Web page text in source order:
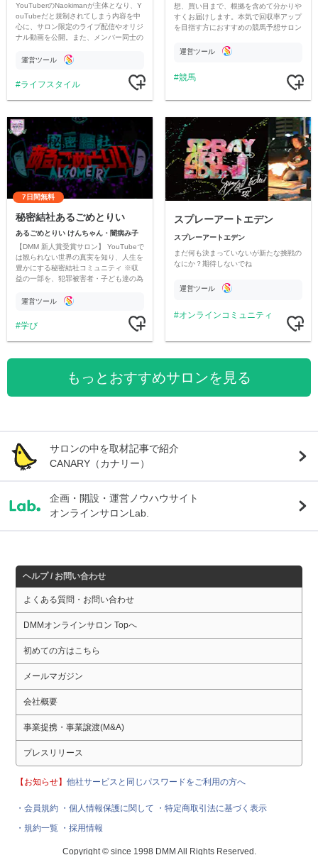
YouTuberのNaokimanが主体となり、Y
ouTubeだと規制されてしまう内容を中
心に、サロン限定のライブ配信やオリジ
ナル動画を公開。また、メンバー同士の
ただいています。
運営ツール
ライフスタイル
想、買い目まで、根拠を含めて分かりや
すくお届けします。本気で回収率アップ
を目指す方におすすめの競馬予想サロン
運営ツール
競馬
7日間無料
秘密結社あるごめとりい
あるごめとりい けんちゃん・闇病み子
【DMM 新人賞受賞サロン】 YouTubeで
は観られない世界の真実を知り、人生を
豊かにする秘密結社コミュニティ ※収
益の一部を、犯罪被害者・子ども達の為
す運営ツール
学び
スプレーアートエデン
スプレーアートエデン
まだ何も決まっていないが新たな挑戦の
なにか？期待しないでね
運営ツール
オンラインコミュニティ
もっとおすすめサロンを見る
サロンの中を取材記事で紹介
CANARY（カナリー）
企画・開設・運営ノウハウサイト
オンラインサロンLab.
ヘルプ / お問い合わせ
よくある質問・お問い合わせ
DMMオンラインサロン Topへ
初めての方はこちら
メールマガジン
会社概要
事業提携・事業譲渡(M&A)
プレスリリース
【お知らせ】他社サービスと同じパスワードをご利用の方へ
・会員規約 ・個人情報保護に関して
・特定商取引法に基づく表示
・規約一覧 ・採用情報
Copyright © since 1998 DMM All Rights Reserved.